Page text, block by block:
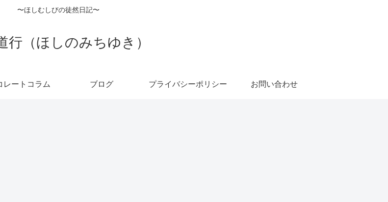
〜ほしむしびの徒然日記〜
行（ほしのみちゆき）
レートコラム ブログ プライバシーポリシー お問い合わせ